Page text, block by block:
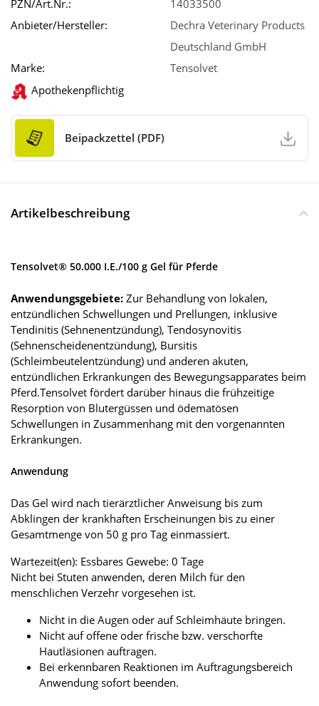
PZN/Art.Nr.:
14033500
Anbieter/Hersteller:
Dechra Veterinary Products
Deutschland GmbH
Marke:
Tensolvet
Apothekenpflichtig
Beipackzettel (PDF)
Artikelbeschreibung
Tensolvet® 50.000 I.E./100 g Gel für Pferde
Anwendungsgebiete: Zur Behandlung von lokalen,
entzündlichen Schwellungen und Prellungen, inklusive
Tendinitis (Sehnenentzündung), Tendosynovitis
(Sehnenscheidenentzündung), Bursitis
(Schleimbeutelentzündung) und anderen akuten,
entzündlichen Erkrankungen des Bewegungsapparates beim
Pferd.Tensolvet fördert darüber hinaus die frühzeitige
Resorption von Blutergüssen und ödematösen
Schwellungen in Zusammenhang mit den vorgenannten
Erkrankungen.
Anwendung
Das Gel wird nach tierärztlicher Anweisung bis zum
Abklingen der krankhaften Erscheinungen bis zu einer
Gesamtmenge von 50 g pro Tag einmassiert.
Wartezeit(en): Essbares Gewebe: 0 Tage
Nicht bei Stuten anwenden, deren Milch für den
menschlichen Verzehr vorgesehen ist.
Nicht in die Augen oder auf Schleimhäute bringen.
Nicht auf offene oder frische bzw. verschorfte
Hautläsionen auftragen.
Bei erkennbaren Reaktionen im Auftragungsbereich
Anwendung sofort beenden.